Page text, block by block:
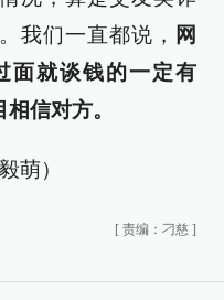
我们一直都说， 网
面就谈钱的一定有
信对方。
萌）
[ 责编：刁慈 ]